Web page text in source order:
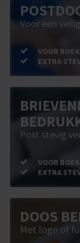
Voor een
VOOR
EXTRA
Post stevig
VOOR
EXTRA
DOOS
Met logo of